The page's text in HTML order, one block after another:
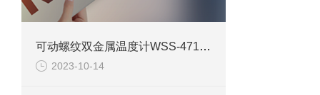
可动螺纹双金属温度计WSS-471W技术参数说明
2023-10-14